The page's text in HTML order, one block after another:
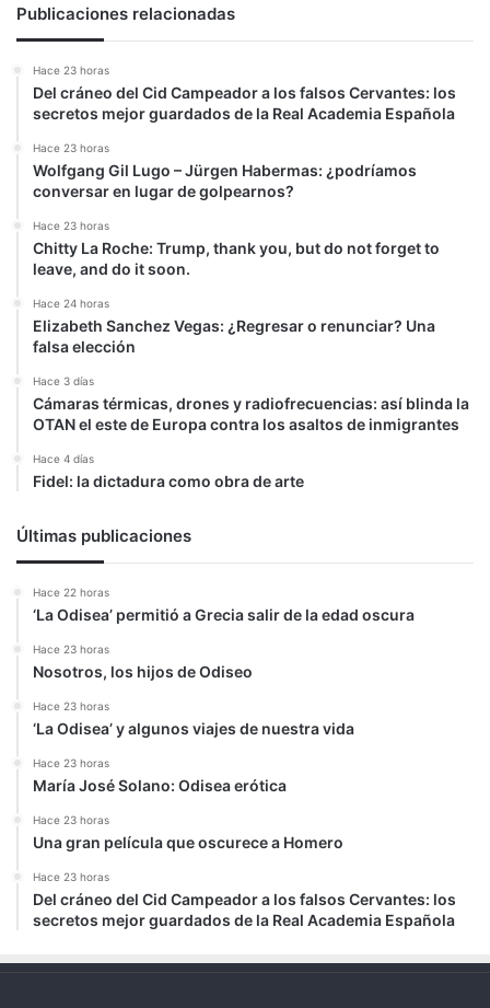
con
Unidos,
aliado
histórico”
Publicaciones relacionadas
Hace 23 horas
Del cráneo del Cid Campeador a los falsos Cervantes: los
secretos mejor guardados de la Real Academia Española
Hace 23 horas
Wolfgang Gil Lugo – Jürgen Habermas: ¿podríamos
conversar en lugar de golpearnos?
Hace 23 horas
Chitty La Roche: Trump, thank you, but do not forget to
leave, and do it soon.
Hace 24 horas
Elizabeth Sanchez Vegas: ¿Regresar o renunciar? Una
falsa elección
Hace 3 días
Cámaras térmicas, drones y radiofrecuencias: así blinda la
OTAN el este de Europa contra los asaltos de inmigrantes
Hace 4 días
Fidel: la dictadura como obra de arte
Últimas publicaciones
Hace 22 horas
‘La Odisea’ permitió a Grecia salir de la edad oscura
Hace 23 horas
Nosotros, los hijos de Odiseo
Hace 23 horas
‘La Odisea’ y algunos viajes de nuestra vida
Hace 23 horas
María José Solano: Odisea erótica
Hace 23 horas
Una gran película que oscurece a Homero
Hace 23 horas
Del cráneo del Cid Campeador a los falsos Cervantes: los
secretos mejor guardados de la Real Academia Española